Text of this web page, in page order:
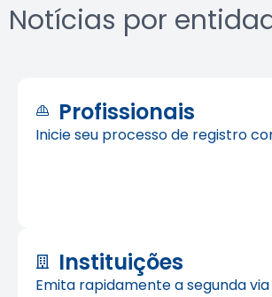
Notícias por
Profissionais
Inicie seu processo de registro
Instituições
Emita rapidamente a segunda